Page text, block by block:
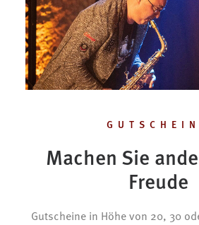
Machen Sie
Freude
Gutscheine in Höhe von 20, 30